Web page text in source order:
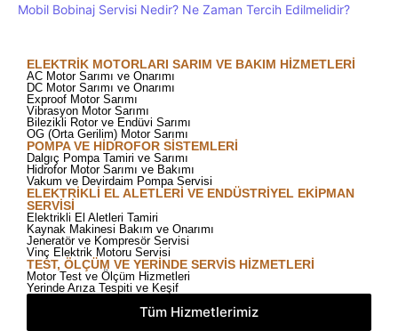
Mobil Bobinaj Servisi Nedir? Ne Zaman Tercih Edilmelidir?
ELEKTRIK MOTORLARI SARIM VE BAKIM HIZMETLERI
AC Motor Sarımı ve Onarımı
DC Motor Sarımı ve Onarımı
Exproof Motor Sarımı
Vibrasyon Motor Sarımı
Bilezikli Rotor ve Endüvi Sarımı
OG (Orta Gerilim) Motor Sarımı
POMPA VE HIDROFOR SISTEMLERI
Dalgıç Pompa Tamiri ve Sarımı
Hidrofor Motor Sarımı ve Bakımı
Vakum ve Devirdaim Pompa Servisi
ELEKTRIKLI EL ALETLERI VE ENDÜSTRIYEL EKIPMAN
SERVISI
Elektrikli El Aletleri Tamiri
Kaynak Makinesi Bakım ve Onarımı
Jeneratör ve Kompresör Servisi
Vinç Elektrik Motoru Servisi
TEST, ÖLÇÜM VE YERINDE SERVIS HIZMETLERI
Motor Test ve Ölçüm Hizmetleri
Yerinde Arıza Tespiti ve Keşif
Tüm Hizmetlerimiz